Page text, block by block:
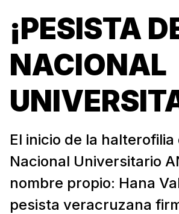
¡PESISTA
NACIONAL
El inicio de la
Nacional Universitario
nombre propio: Hana
pesista veracruzana